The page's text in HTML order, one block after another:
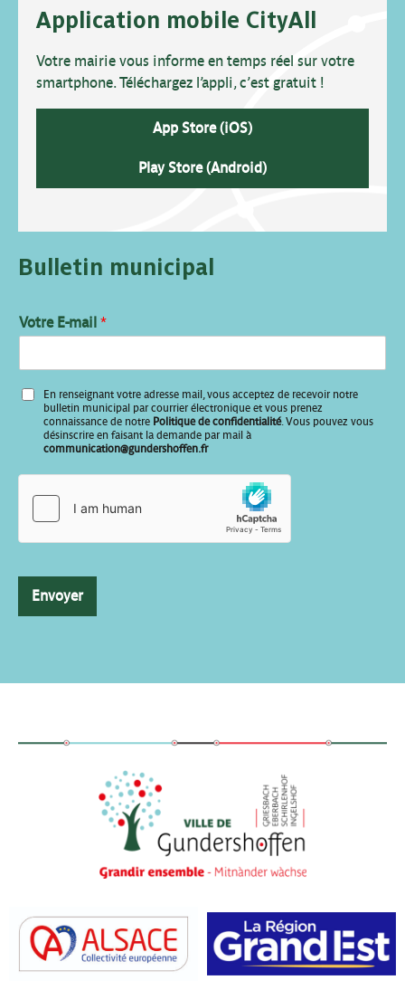
Application mobile CityAll
Votre mairie vous informe en temps réel sur votre
smartphone. Téléchargez l’appli, c’est gratuit !
App Store (iOS)
Play Store (Android)
Bulletin municipal
Votre E-mail *
*
*
En renseignant votre adresse mail, vous acceptez de recevoir notre
bulletin municipal par courrier électronique et vous prenez
connaissance de notre Politique de confidentialité. Vous pouvez vous
désinscrire en faisant la demande par mail à
communication@gundershoffen.fr
Envoyer